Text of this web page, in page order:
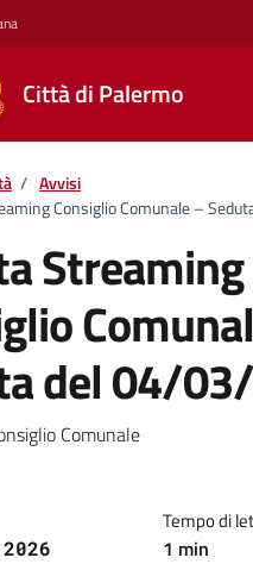
Città di Palermo
/ Avvisi
Consiglio Comunale –
Streaming
del 04/
della notizia
Comunale
Tempo di
1 min